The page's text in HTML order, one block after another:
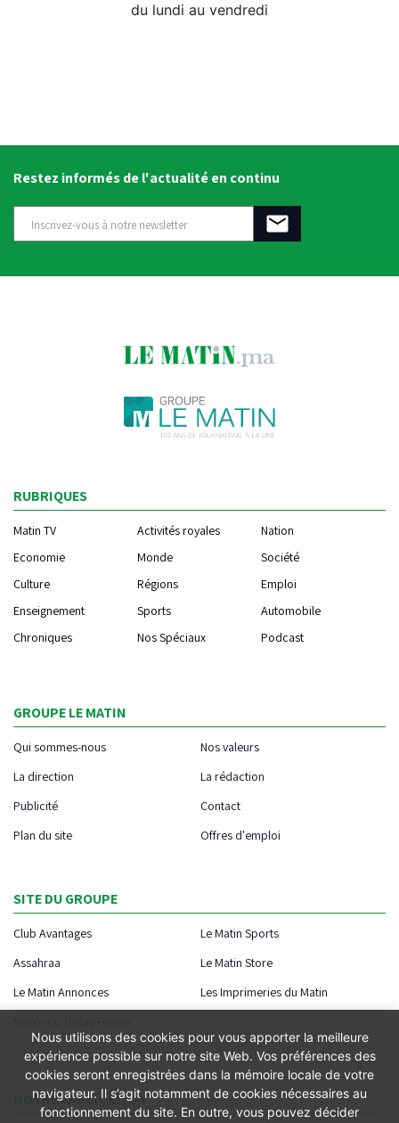
du lundi au vendredi
Restez informés de l'actualité en continu
RUBRIQUES
Matin TV Activités royales
Nation
Economie
Monde
Société
Culture
Régions
Emploi
Enseignement
Sports
Automobile
Chroniques
Nos Spéciaux Podcast
GROUPE LE MATIN
Qui sommes-nous
Nos valeurs
La direction
La rédaction
Publicité
Contact
Plan du site
Offres d'emploi
SITE DU GROUPE
Club Avantages
Le Matin Sports
Assahraa
Le Matin Store
Le Matin Annonces
Les Imprimeries du Matin
NOTRE APPLICATION
Nous utilisons des cookies pour vous apporter la meilleure
expérience possible sur notre site Web. Vos préférences des
cookies seront enregistrées dans la mémoire locale de votre
navigateur. Il s’agit notamment de cookies nécessaires au
fonctionnement du site. En outre, vous pouvez décider